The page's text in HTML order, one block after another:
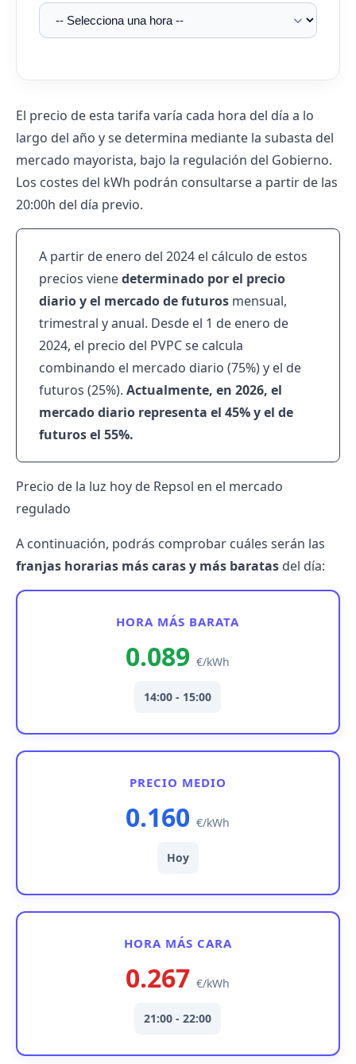
El precio de esta tarifa varía cada hora del día a lo
largo del año y se determina mediante la subasta del
mercado mayorista, bajo la regulación del Gobierno.
Los costes del kWh podrán consultarse a partir de las
20:00h del día previo.
A partir de enero del 2024 el cálculo de estos
precios vienedeterminado por el precio
diario y el mercado de futuros mensual,
trimestral y anual. Desde el 1 de enero de
2024, el precio del PVPC se calcula
combinando el mercado diario (75%) y el de
futuros (25%). Actualmente, en 2026, el
mercado diario representa el 45% y el de
futuros el 55%.
Precio de la luz hoy de Repsol en el mercado
regulado
A continuación, podrás comprobar cuáles serán las
franjas horarias más caras y más baratas del día:
HORA MÁS BARATA
0.089€/kWh
14:00 - 15:00
PRECIO MEDIO
0.160€/kWh
Hoy
HORA MÁS CARA
0.267€/kWh
21:00 - 22:00